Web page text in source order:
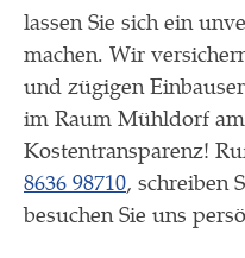
lassen Sie sich ein
machen. Wir
und zügigen
im Raum Mühldorf
Kostentransparenz!
8636 98710, schreiben
besuchen Sie uns